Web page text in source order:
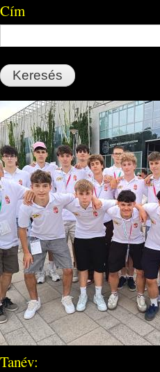
Cím
Tanév: